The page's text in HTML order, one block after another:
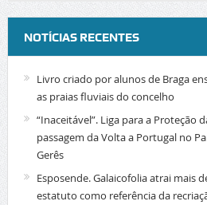
NOTÍCIAS RECENTES
Livro criado por alunos de Braga
as praias fluviais do concelho
“Inaceitável”. Liga para a Proteção
passagem da Volta a Portugal no
Gerês
Esposende. Galaicofolia atrai mais
estatuto como referência da